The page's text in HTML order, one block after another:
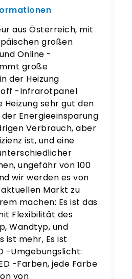
aus Österreich, mit
großen
Online -
große
der Heizung
-Infrarotpanel
Heizung sehr gut den
Energieeinsparung
Verbrauch, aber
ist, und eine
ungefähr von 100
wir werden es von
Markt zu
machen: Es ist das
Flexibilität des
Wandtyp, und
ist mehr, Es ist
-Umgebungslicht:
-Farben, jede Farbe
von